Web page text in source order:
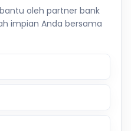
oleh partner bank
impian Anda bersama